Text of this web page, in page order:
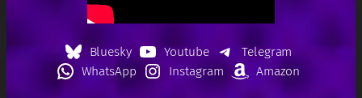
Bluesky Youtube
Telegram
WhatsApp
Instagram Amazon